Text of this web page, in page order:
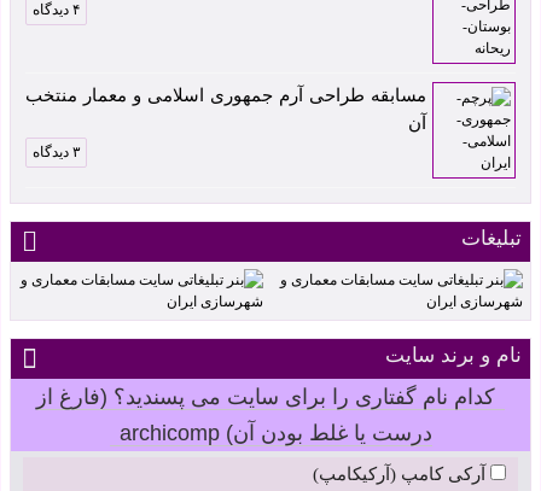
۴ دیدگاه
مسابقه طراحی آرم جمهوری اسلامی و معمار منتخب
آن
۳ دیدگاه
تبلیغات
نام و برند سایت
کدام نام گفتاری را برای سایت می پسندید؟ (فارغ از
درست یا غلط بودن آن) archicomp
آرکی کامپ (آرکیکامپ)